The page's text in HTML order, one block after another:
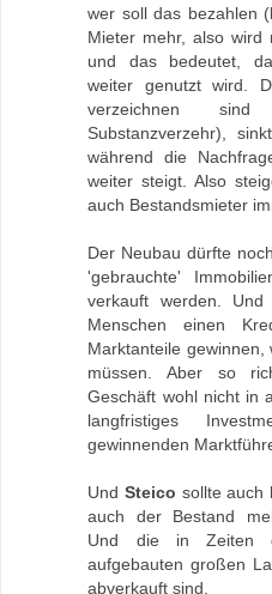
wer soll das bezahlen
Mieter mehr, also wird
und das bedeutet,
weiter genutzt wird.
verzeichnen
Substanzverzehr),
während die
weiter steigt. Also
auch Bestandsmieter
Der Neubau dürfte
'gebrauchte'
verkauft werden.
Menschen einen
Marktanteile
müssen. Aber so
Geschäft wohl nicht in
langfristiges
gewinnenden
UndSteico sollte auch
auch der Bestand
Und die in Zeiten
aufgebauten großen
abverkauft sind.